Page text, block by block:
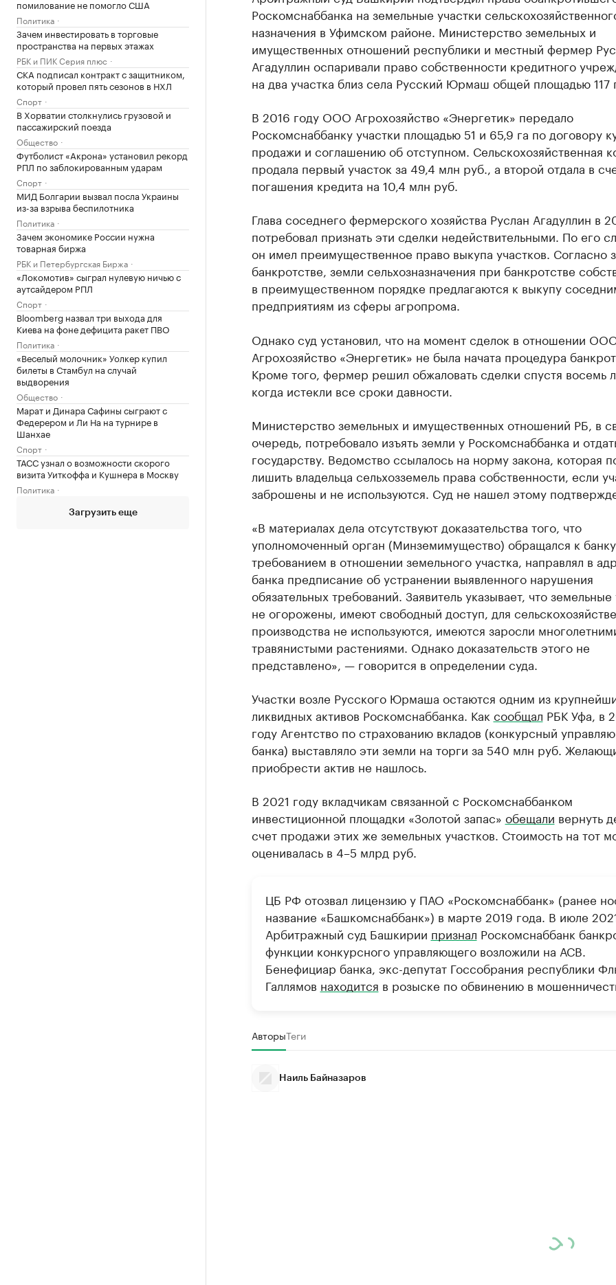
помилование не помогло США
Политика
Зачем инвестировать в торговые
пространства на первых этажах
РБК и ПИК Серия плюс
СКА подписал контракт с защитником,
который провел пять сезонов в НХЛ
Спорт
В Хорватии столкнулись грузовой и
пассажирский поезда
Общество
Футболист «Акрона» установил рекорд
РПЛ по заблокированным ударам
Спорт
МИД Болгарии вызвал посла Украины
из-за взрыва беспилотника
Политика
Зачем экономике России нужна
товарная биржа
РБК и Петербургская Биржа
«Локомотив» сыграл нулевую ничью с
аутсайдером РПЛ
Спорт
Bloomberg назвал три выхода для
Киева на фоне дефицита ракет ПВО
Политика
«Веселый молочник» Уолкер купил
билеты в Стамбул на случай
выдворения
Общество
Марат и Динара Сафины сыграют с
Федерером и Ли На на турнире в
Шанхае
Спорт
ТАСС узнал о возможности скорого
визита Уиткоффа и Кушнера в Москву
Политика
Загрузить еще
Роскомснаббанка на земельные участки
назначения в Уфимском районе. Министерство земельных и
имущественных отношений республики и местный фермер
Агадуллин оспаривали право собственности кредитного
на два участка близ села Русский Юрмаш общей площадью 117
В 2016 году ООО Агрохозяйство «Энергетик» передало
Роскомснаббанку участки площадью 51 и 65,9 га по договору
продажи и соглашению об отступном. Сельскохозяйственная
продала первый участок за 49,4 млн руб., а второй отдала в
погашения кредита на 10,4 млн руб.
Глава соседнего фермерского хозяйства Руслан Агадуллин в
потребовал признать эти сделки недействительными. По его
он имел преимущественное право выкупа участков. Согласно
банкротстве, земли сельхозназначения при банкротстве
в преимущественном порядке предлагаются к выкупу
предприятиям из сферы агропрома.
Однако суд установил, что на момент сделок в отношении
Агрохозяйство «Энергетик» не была начата процедура
Кроме того, фермер решил обжаловать сделки спустя восемь
когда истекли все сроки давности.
Министерство земельных и имущественных отношений РБ, в
очередь, потребовало изъять земли у Роскомснаббанка и
государству. Ведомство ссылалось на норму закона, которая
лишить владельца сельхозземель права собственности, если
заброшены и не используются. Суд не нашел этому
«В материалах дела отсутствуют доказательства того, что
уполномоченный орган (Минземимущество) обращался к
требованием в отношении земельного участка, направлял в
банка предписание об устранении выявленного нарушения
обязательных требований. Заявитель указывает, что земельные
не огорожены, имеют свободный доступ, для
производства не используются, имеются заросли
травянистыми растениями. Однако доказательств этого не
представлено», — говорится в определении суда.
Участки возле Русского Юрмаша остаются одним из
ликвидных активов Роскомснаббанка. Как сообщал РБК Уфа, в
году Агентство по страхованию вкладов (конкурсный
банка) выставляло эти земли на торги за 540 млн руб.
приобрести актив не нашлось.
В 2021 году вкладчикам связанной с Роскомснаббанком
инвестиционной площадки «Золотой запас» обещали вернуть
счет продажи этих же земельных участков. Стоимость на тот
оценивалась в 4–5 млрд руб.
ЦБ РФ отозвал лицензию у ПАО «Роскомснаббанк» (ранее
название «Башкомснаббанк») в марте 2019 года. В июле
Арбитражный суд Башкирии признал Роскомснаббанк
функции конкурсного управляющего возложили на АСВ.
Бенефициар банка, экс-депутат Госсобрания республики
Галлямов находится в розыске по обвинению в
АвторыТеги
Наиль Байназаров